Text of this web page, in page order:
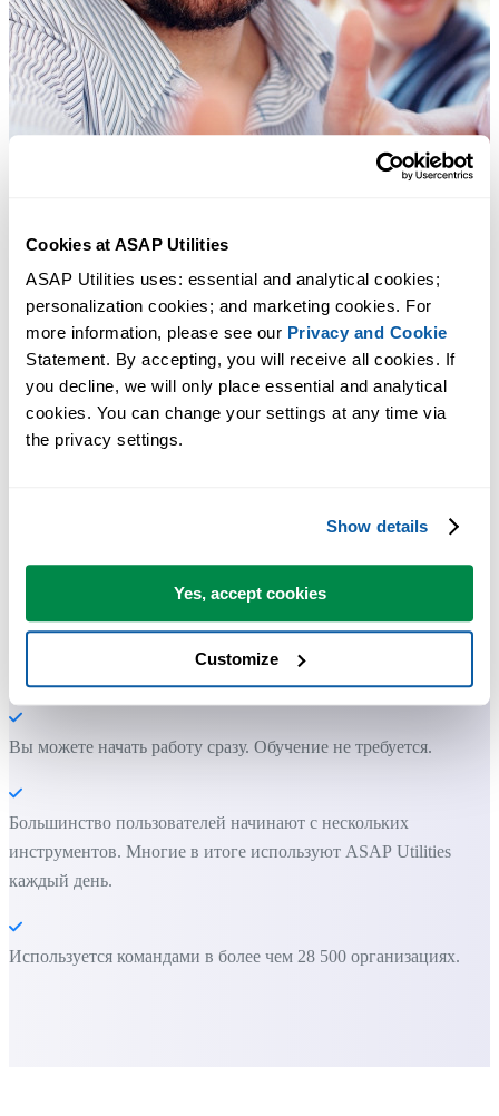
Cookies at ASAP Utilities
ASAP Utilities uses: essential and analytical cookies;
personalization cookies; and marketing cookies. For
more information, please see our Privacy and Cookie
Statement. By accepting, you will receive all cookies. If
you decline, we will only place essential and analytical
cookies. You can change your settings at any time via
the privacy settings.
Show details
Yes, accept cookies
Customize
Экономьте время в Excel. Это просто.
невозможно сделать только средствами Excel.
Вы можете начать работу сразу. Обучение не требуется.
Большинство пользователей начинают с нескольких
инструментов. Многие в итоге используют ASAP Utilities
каждый день.
Используется командами в более чем 28 500 организациях.